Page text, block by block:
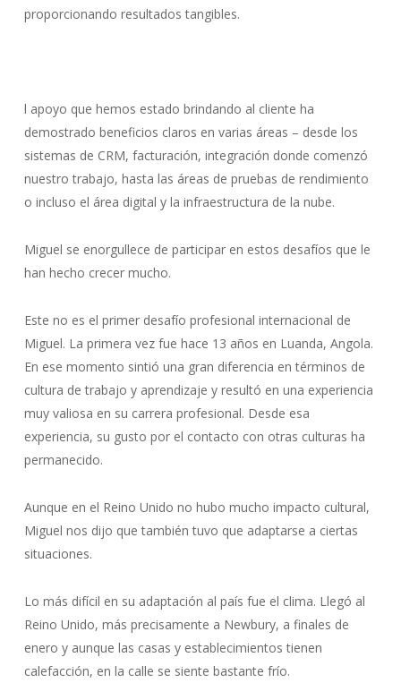
proporcionando resultados tangibles.
l apoyo que hemos estado brindando al cliente ha
demostrado beneficios claros en varias áreas – desde los
sistemas de CRM, facturación, integración donde comenzó
nuestro trabajo, hasta las áreas de pruebas de rendimiento
o incluso el área digital y la infraestructura de la nube.
Miguel se enorgullece de participar en estos desafíos que le
han hecho crecer mucho.
Este no es el primer desafío profesional internacional de
Miguel. La primera vez fue hace 13 años en Luanda, Angola.
En ese momento sintió una gran diferencia en términos de
cultura de trabajo y aprendizaje y resultó en una experiencia
muy valiosa en su carrera profesional. Desde esa
experiencia, su gusto por el contacto con otras culturas ha
permanecido.
Aunque en el Reino Unido no hubo mucho impacto cultural,
Miguel nos dijo que también tuvo que adaptarse a ciertas
situaciones.
Lo más difícil en su adaptación al país fue el clima. Llegó al
Reino Unido, más precisamente a Newbury, a finales de
enero y aunque las casas y establecimientos tienen
calefacción, en la calle se siente bastante frío.